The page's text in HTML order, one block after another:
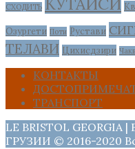
СХОДИТЬ
Озургети Поти Рустави
ТЕЛАВИ Цихисдзири
КОНТАКТЫ
ТРАНСПОРТ
LE BRISTOL
ГРУЗИИ © 2016-2020